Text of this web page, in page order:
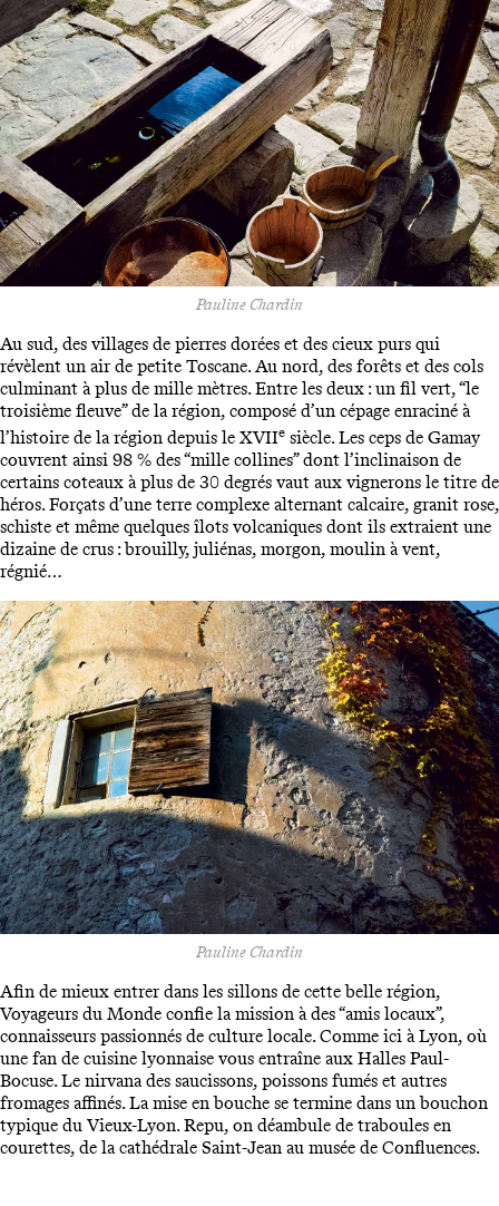
Pauline Chardin
Au sud, des villages de pierres dorées et des cieux purs qui
révèlent un air de petite Toscane. Au nord, des forêts et des cols
culminant à plus de mille mètres. Entre les deux : un fil vert, “le
troisième fleuve” de la région, composé d’un cépage enraciné à
l’histoire de la région depuis le XVIIe siècle. Les ceps de Gamay
couvrent ainsi 98 % des “mille collines” dont l’inclinaison de
certains coteaux à plus de 30 degrés vaut aux vignerons le titre de
héros. Forçats d’une terre complexe alternant calcaire, granit rose,
schiste et même quelques îlots volcaniques dont ils extraient une
dizaine de crus : brouilly, juliénas, morgon, moulin à vent,
régnié…
Pauline Chardin
Afin de mieux entrer dans les sillons de cette belle région,
Voyageurs du Monde confie la mission à des “amis locaux”,
connaisseurs passionnés de culture locale. Comme ici à Lyon, où
une fan de cuisine lyonnaise vous entraîne aux Halles Paul-
Bocuse. Le nirvana des saucissons, poissons fumés et autres
fromages affinés. La mise en bouche se termine dans un bouchon
typique du Vieux-Lyon. Repu, on déambule de traboules en
courettes, de la cathédrale Saint-Jean au musée de Confluences.